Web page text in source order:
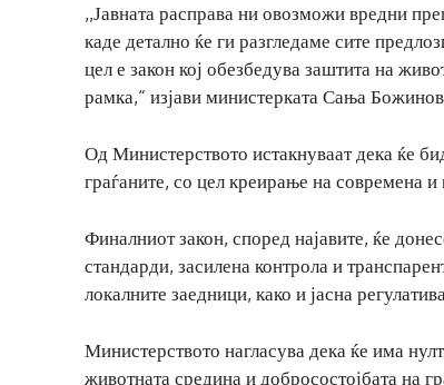
,,Јавната расправа ни овозможи вредни
каде детално ќе ги разгледаме сите
цел е закон кој обезбедува заштита на
рамка,“ изјави министерката Сања
Од Министерството истакнуваат дека ќе
граѓаните, со цел креирање на современа
Финалниот закон, според најавите, ќе
стандарди, засилена контрола и
локалните заедници, како и јасна
Министерството нагласува дека ќе има
животната средина и добросостојбата на